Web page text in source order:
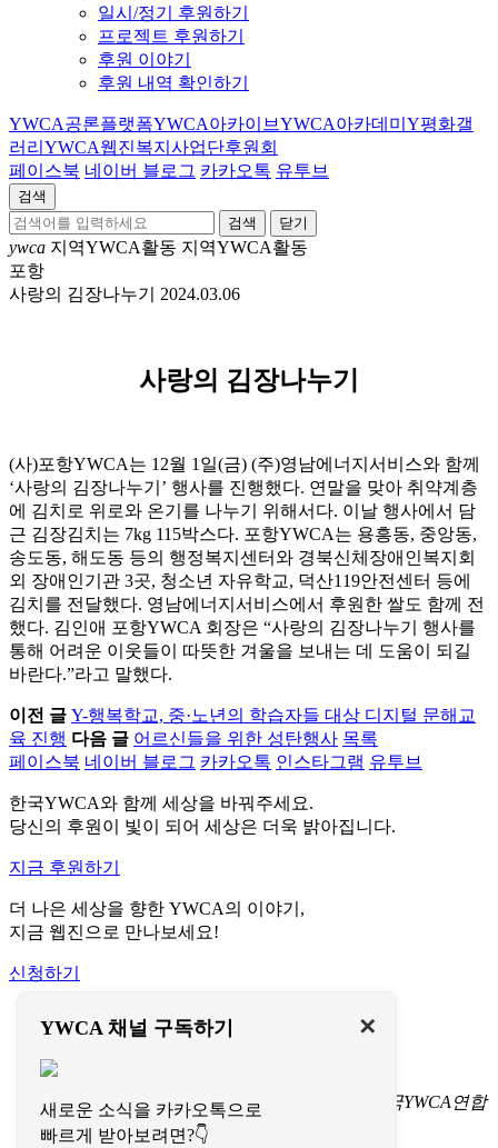
일시/정기 후원하기
프로젝트 후원하기
후원 이야기
후원 내역 확인하기
YWCA공론플랫폼YWCA아카이브YWCA아카데미 Y평화갤
러리 YWCA웹진복지사업단후원회
페이스북 네이버 블로그 카카오톡 유투브
검색
닫기
ywca 지역YWCA활동 지역YWCA활동
포항
사랑의 김장나누기 2024.03.06
사랑의 김장나누기
(사)포항YWCA는 12월 1일(금) (주)영남에너지서비스와 함께
‘사랑의 김장나누기’ 행사를 진행했다. 연말을 맞아 취약계층
에 김치로 위로와 온기를 나누기 위해서다. 이날 행사에서 담
근 김장김치는 7kg 115박스다. 포항YWCA는 용흥동, 중앙동,
송도동, 해도동 등의 행정복지센터와 경북신체장애인복지회
외 장애인기관 3곳, 청소년 자유학교, 덕산119안전센터 등에
김치를 전달했다. 영남에너지서비스에서 후원한 쌀도 함께 전
했다. 김인애 포항YWCA 회장은 “사랑의 김장나누기 행사를
통해 어려운 이웃들이 따뜻한 겨울을 보내는 데 도움이 되길
바란다.”라고 말했다.
이전 글 Y-행복학교, 중·노년의 학습자들 대상 디지털 문해교
육 진행 다음 글 어르신들을 위한 성탄행사 목록
페이스북 네이버 블로그 카카오톡 인스타그램 유투브
한국YWCA와 함께 세상을 바꿔주세요.
당신의 후원이 빛이 되어 세상은 더욱 밝아집니다.
지금 후원하기
더 나은 세상을 향한 YWCA의 이야기,
지금 웹진으로 만나보세요!
신청하기
이용약관
개인정보처리방침
문의하기
서울특별시 중구 명동길 73
(명동1가 1-3) 한국YWCA연합
회 회관(페이지명동) 4층
✕
YWCA 채널 구독하기
새로운 소식을 카카오톡으로
빠르게 받아보려면?👇